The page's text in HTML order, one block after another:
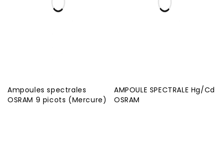
Ampoules spectrales
OSRAM 9 picots (Mercure)
AMPOULE SPECTRALE Hg/Cd
OSRAM